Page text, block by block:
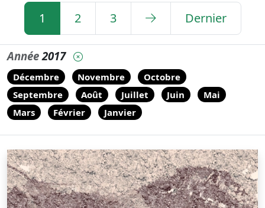
1 2 3 Dernier
Année2017
Décembre Novembre
Octobre
Septembre
Août Juillet Juin
Mai
Mars
Février Janvier